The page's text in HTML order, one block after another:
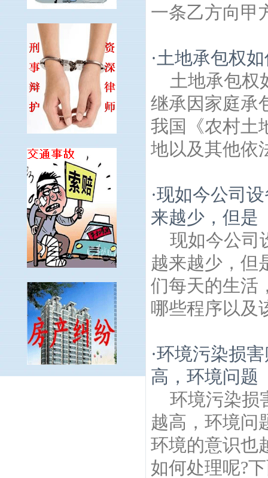
一条乙方向甲
·土地承包权
土地承包权
继承因家庭承
我国《农村土
地以及其他依
·现如今公司
来越少，但是
现如今公司
越来越少，但
们每天的生活
哪些程序以及
·环境污染损
高，环境问题
环境污染损
越高，环境问
环境的意识也
如何处理呢?